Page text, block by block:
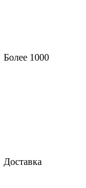
Более 1000
Доставка